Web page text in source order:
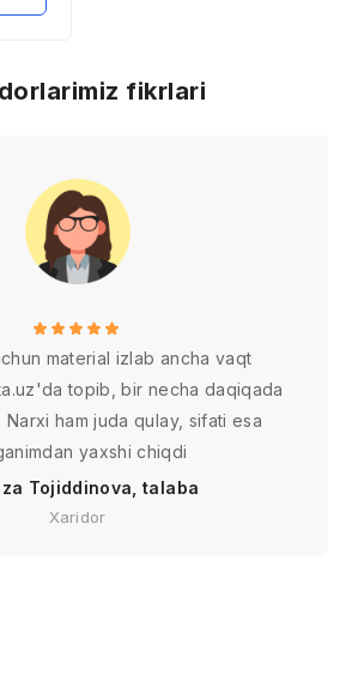
fikrlari
material izlab ancha vaqt
topib, bir necha daqiqada
Narxi ham juda qulay, sifati esa
yaxshi chiqdi
Tojiddinova, talaba
Xaridor